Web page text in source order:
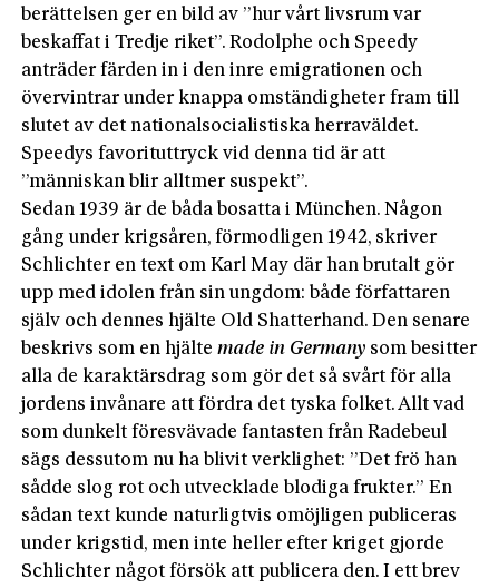
berättelsen ger en bild av ”hur vårt livsrum var
beskaffat i Tredje riket”. Rodolphe och Speedy
anträder färden in i den inre emigrationen och
övervintrar under knappa omständigheter fram till
slutet av det nationalsocialistiska herraväldet.
Speedys favorituttryck vid denna tid är att
”människan blir alltmer suspekt”.
Sedan 1939 är de båda bosatta i München. Någon
gång under krigsåren, förmodligen 1942, skriver
Schlichter en text om Karl May där han brutalt gör
upp med idolen från sin ungdom: både författaren
själv och dennes hjälte Old Shatterhand. Den senare
beskrivs som en hjältemade in Germany som besitter
alla de karaktärsdrag som gör det så svårt för alla
jordens invånare att fördra det tyska folket. Allt vad
som dunkelt föresvävade fantasten från Radebeul
sägs dessutom nu ha blivit verklighet: ”Det frö han
sådde slog rot och utvecklade blodiga frukter.” En
sådan text kunde naturligtvis omöjligen publiceras
under krigstid, men inte heller efter kriget gjorde
Schlichter något försök att publicera den. I ett brev